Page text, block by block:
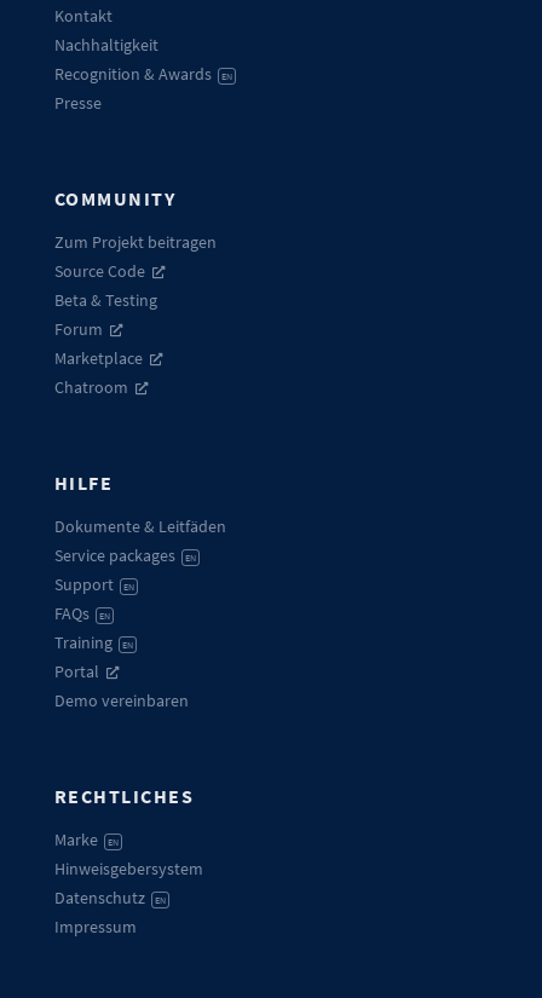
Kontakt
Nachhaltigkeit
Recognition & Awards
EN
Presse
COMMUNITY
Zum Projekt beitragen
Source Code
Beta & Testing
Forum
Marketplace
Chatroom
HILFE
Dokumente & Leitfäden
Service packages
EN
Support EN
FAQs EN
Training EN
Portal
Demo vereinbaren
RECHTLICHES
Marke EN
Hinweisgebersystem
Datenschutz
EN
Impressum